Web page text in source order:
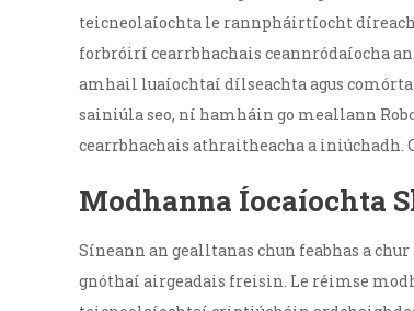
teicneolaíochta le rannpháirtíocht
forbróirí cearrbhachais ceannródaíocha
amhail luaíochtaí dílseachta agus
sainiúla seo, ní hamháin go meallann
cearrbhachais athraitheacha a iniúchadh.
Modhanna Íocaíochta
Síneann an gealltanas chun feabhas a
gnóthaí airgeadais freisin. Le réimse